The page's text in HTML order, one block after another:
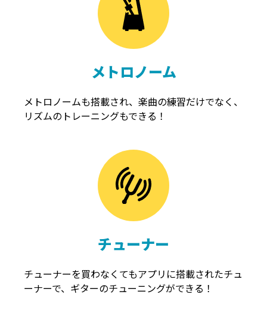
メトロノーム
メトロノームも搭載され、楽曲の練習だけでなく、
リズムのトレーニングもできる！
チューナー
チューナーを買わなくてもアプリに搭載されたチュ
ーナーで、ギターのチューニングができる！